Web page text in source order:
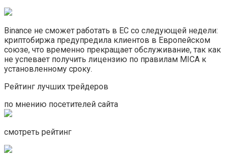
Binance не сможет работать в ЕС со следующей недели:
криптобиржа предупредила клиентов в Европейском
союзе, что временно прекращает обслуживание, так как
не успевает получить лицензию по правилам MICA к
установленному сроку.
Рейтинг лучших трейдеров
по мнению посетителей сайта
смотреть рейтинг